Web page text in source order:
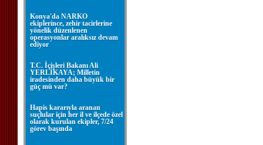
Konya'da NARKO
ekiplerince, zehir tacirlerine
yönelik düzenlenen
operasyonlar aralıksız devam
ediyor
T.C. İçişleri Bakanı Ali
YERLİKAYA; Milletin
iradesinden daha büyük bir
güç mü var?
Hapis kararıyla aranan
suçlular için her il ve ilçede özel
olarak kurulan ekipler, 7/24
görev başında